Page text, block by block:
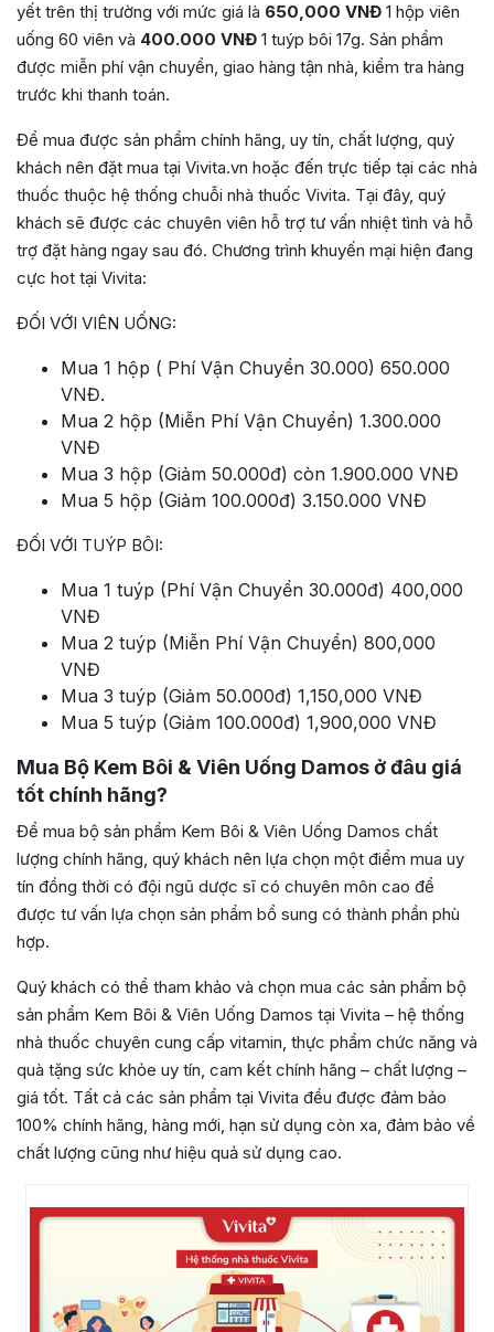
yết trên thị trường với mức giá là 650,000 VNĐ 1 hộp viên
uống 60 viên và 400.000 VNĐ 1 tuýp bôi 17g. Sản phẩm
được miễn phí vận chuyển, giao hàng tận nhà, kiểm tra hàng
trước khi thanh toán.
Để mua được sản phẩm chính hãng, uy tín, chất lượng, quý
khách nên đặt mua tại Vivita.vn hoặc đến trực tiếp tại các nhà
thuốc thuộc hệ thống chuỗi nhà thuốc Vivita. Tại đây, quý
khách sẽ được các chuyên viên hỗ trợ tư vấn nhiệt tình và hỗ
trợ đặt hàng ngay sau đó. Chương trình khuyến mại hiện đang
cực hot tại Vivita:
ĐỐI VỚI VIÊN UỐNG:
Mua 1 hộp ( Phí Vận Chuyển 30.000) 650.000
VNĐ.
Mua 2 hộp (Miễn Phí Vận Chuyển) 1.300.000
VNĐ
Mua 3 hộp (Giảm 50.000đ) còn 1.900.000 VNĐ
Mua 5 hộp (Giảm 100.000đ) 3.150.000 VNĐ
ĐỐI VỚI TUÝP BÔI:
Mua 1 tuýp (Phí Vận Chuyển 30.000đ) 400,000
VNĐ
Mua 2 tuýp (Miễn Phí Vận Chuyển) 800,000
VNĐ
Mua 3 tuýp (Giảm 50.000đ) 1,150,000 VNĐ
Mua 5 tuýp (Giảm 100.000đ) 1,900,000 VNĐ
Mua Bộ Kem Bôi & Viên Uống Damos ở đâu giá
tốt chính hãng?
Để mua bộ sản phẩm Kem Bôi & Viên Uống Damos chất
lượng chính hãng, quý khách nên lựa chọn một điểm mua uy
tín đồng thời có đội ngũ dược sĩ có chuyên môn cao để
được tư vấn lựa chọn sản phẩm bổ sung có thành phần phù
hợp.
Quý khách có thể tham khảo và chọn mua các sản phẩm bộ
sản phẩm Kem Bôi & Viên Uống Damos tại Vivita – hệ thống
nhà thuốc chuyên cung cấp vitamin, thực phẩm chức năng và
quà tặng sức khỏe uy tín, cam kết chính hãng – chất lượng –
giá tốt. Tất cả các sản phẩm tại Vivita đều được đảm bảo
100% chính hãng, hàng mới, hạn sử dụng còn xa, đảm bảo về
chất lượng cũng như hiệu quả sử dụng cao.